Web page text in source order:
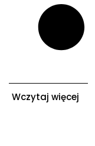
Wczytaj więcej